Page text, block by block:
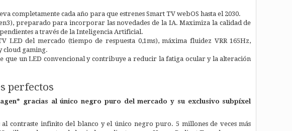
completamente cada año para que estrenes Smart TV webOS hasta el 2030.
preparado para incorporar las novedades de la IA. Maximiza la calidad de
a través de la Inteligencia Artificial.
LED del mercado (tiempo de respuesta 0,1ms), máxima fluidez VRR 165Hz,
cloud gaming.
que un LED convencional y contribuye a reducir la fatiga ocular y la alteración
perfectos
gracias al único negro puro del mercado y su exclusivo subpíxel
contraste infinito del blanco y el único negro puro. 5 millones de veces más